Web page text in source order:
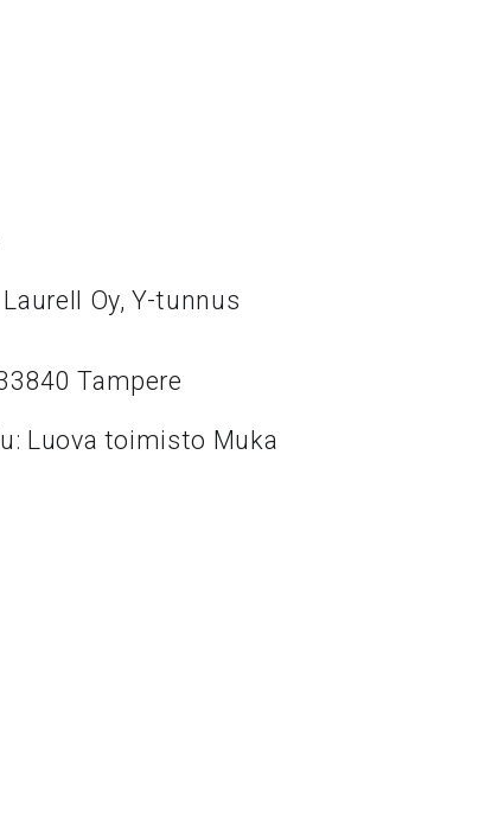
Oy, Y-tunnus
Tampere
Luova toimisto Muka